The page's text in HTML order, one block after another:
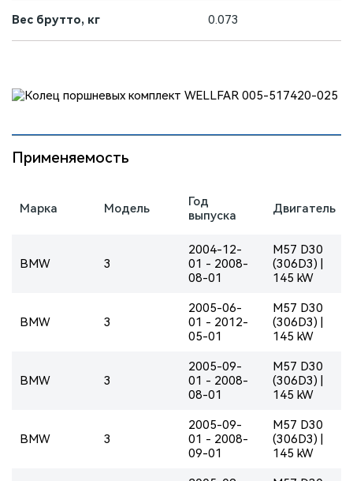
Вес брутто, кг 0.073
Применяемость
Марка Модель
Год
выпуска
Двигатель
BMW 3
2004-12-
01 - 2008-
08-01
M57 D30
(306D3) |
145 kW
BMW 3
2005-06-
01 - 2012-
05-01
M57 D30
(306D3) |
145 kW
BMW 3
2005-09-
01 - 2008-
08-01
M57 D30
(306D3) |
145 kW
BMW 3
2005-09-
01 - 2008-
09-01
M57 D30
(306D3) |
145 kW